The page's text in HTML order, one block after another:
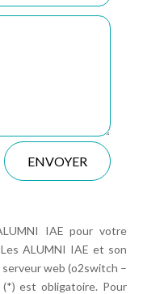
ENVOYER
IAE pour votre
ALUMNI IAE et son
web (o2switch –
est obligatoire. Pour